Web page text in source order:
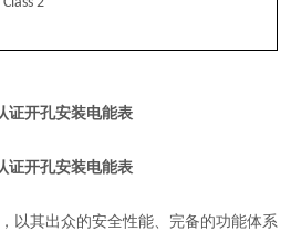
，以其出众的安全性能、完备的功能体系